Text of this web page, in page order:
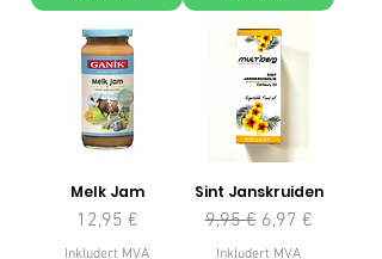
Melk Jam
Pris
12,95 €
Inkludert MVA
Sint Janskruiden
Vanlig pris
9,95 € Salgspris
6,97 €
Inkludert MVA